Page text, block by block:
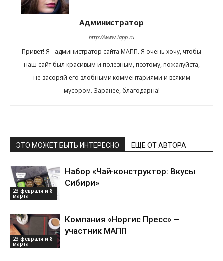
Администратор
http://www.iapp.ru
Привет! Я - администратор сайта МАПП. Я очень хочу, чтобы
наш сайт был красивым и полезным, поэтому, пожалуйста,
не засоряй его злобными комментариями и всяким
мусором. Заранее, благодарна!
ЭТО МОЖЕТ БЫТЬ ИНТЕРЕСНО ЕЩЕ ОТ АВТОРА
23 февраля и 8
марта
Набор «Чай-конструктор: Вкусы
Сибири»
23 февраля и 8
марта
Компания «Норгис Пресс» —
участник МАПП